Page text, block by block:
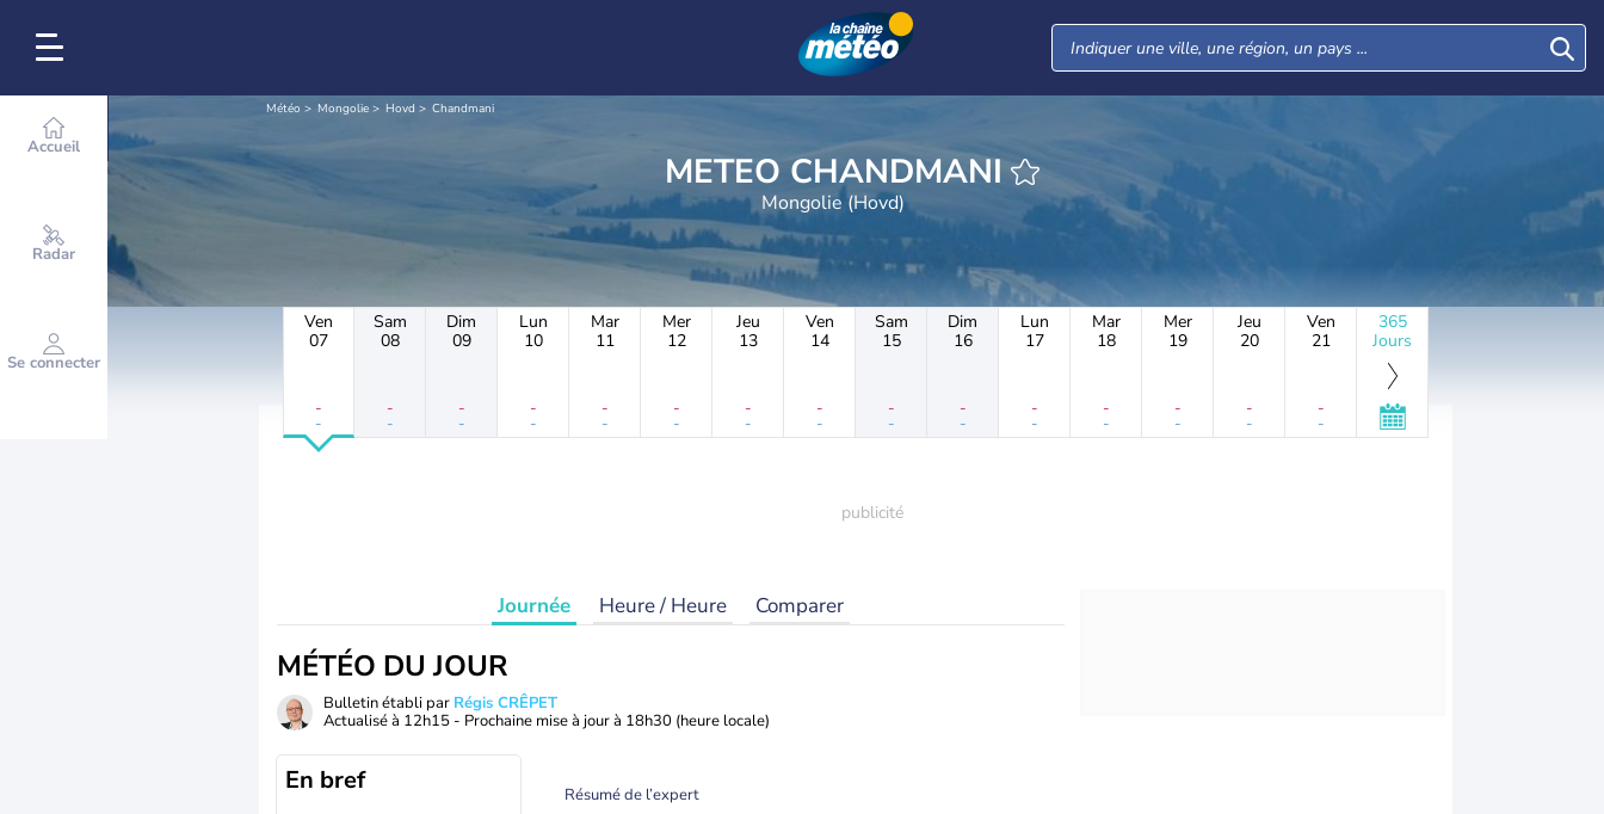
Accueil
Radar
Se connecter
Météo Mongolie Hovd Chandmani
METEO CHANDMANI
Mongolie (Hovd)
Ven
07
-
-
Sam
08
-
-
Dim
09
-
-
Lun
10
-
-
Mar
11
-
-
Mer
12
-
-
Jeu
13
-
-
Ven
14
-
-
Sam
15
-
-
Dim
16
-
-
Lun
17
-
-
Mar
18
-
-
Mer
19
-
-
Jeu
20
-
-
Ven
21
-
-
365
Jours
Journée Heure / Heure Comparer
MÉTÉO DU JOUR
Bulletin établi par Régis CRÊPET
Actualisé à 12h15 - Prochaine mise à jour à 18h30 (heure locale)
En bref Résumé de l’expert